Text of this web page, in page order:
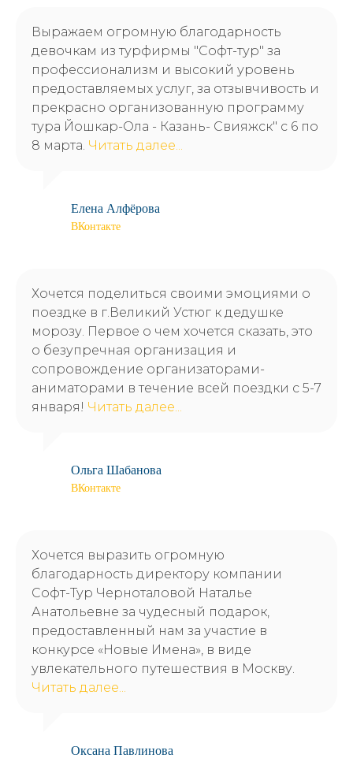
Выражаем огромную благодарность
девочкам из турфирмы "Софт-тур" за
профессионализм и высокий уровень
предоставляемых услуг, за отзывчивость и
прекрасно организованную программу
тура Йошкар-Ола - Казань- Свияжск" с 6 по
8 марта. Читать далее...
Елена Алфёрова
ВКонтакте
Хочется поделиться своими эмоциями о
поездке в г.Великий Устюг к дедушке
морозу. Первое о чем хочется сказать, это
о безупречная организация и
сопровождение организаторами-
аниматорами в течение всей поездки с 5-7
января! Читать далее...
Ольга Шабанова
ВКонтакте
Хочется выразить огромную
благодарность директору компании
Софт-Тур Черноталовой Наталье
Анатольевне за чудесный подарок,
предоставленный нам за участие в
конкурсе «Новые Имена», в виде
увлекательного путешествия в Москву.
Читать далее...
Оксана Павлинова
Отзывы
Контакты
О компании
Прием в г. Бор
Школьные туры
Отправление
Для агентов
Оплата и доставка